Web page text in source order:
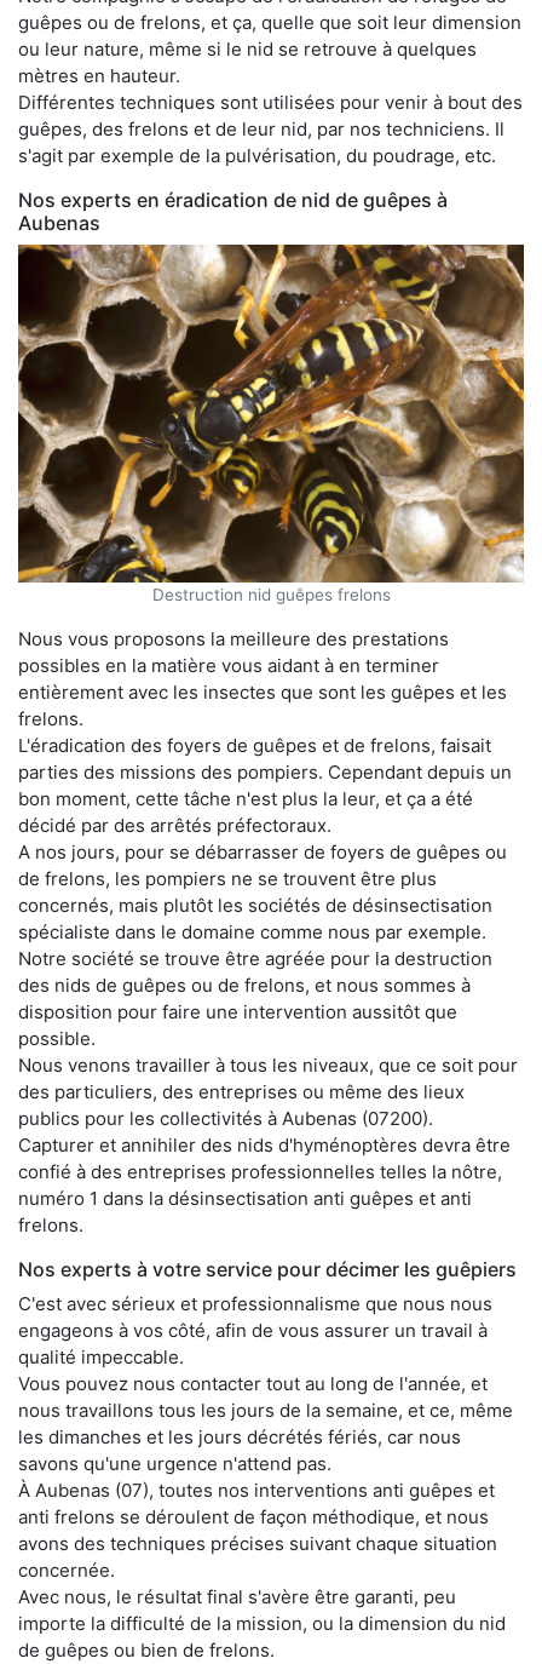
guêpes ou de frelons, et ça, quelle que soit leur dimension
ou leur nature, même si le nid se retrouve à quelques
mètres en hauteur.
Différentes techniques sont utilisées pour venir à bout des
guêpes, des frelons et de leur nid, par nos techniciens. Il
s'agit par exemple de la pulvérisation, du poudrage, etc.
Nos experts en éradication de nid de guêpes à
Aubenas
Destruction nid guêpes frelons
Nous vous proposons la meilleure des prestations
possibles en la matière vous aidant à en terminer
entièrement avec les insectes que sont les guêpes et les
frelons.
L'éradication des foyers de guêpes et de frelons, faisait
parties des missions des pompiers. Cependant depuis un
bon moment, cette tâche n'est plus la leur, et ça a été
décidé par des arrêtés préfectoraux.
A nos jours, pour se débarrasser de foyers de guêpes ou
de frelons, les pompiers ne se trouvent être plus
concernés, mais plutôt les sociétés de désinsectisation
spécialiste dans le domaine comme nous par exemple.
Notre société se trouve être agréée pour la destruction
des nids de guêpes ou de frelons, et nous sommes à
disposition pour faire une intervention aussitôt que
possible.
Nous venons travailler à tous les niveaux, que ce soit pour
des particuliers, des entreprises ou même des lieux
publics pour les collectivités à Aubenas (07200).
Capturer et annihiler des nids d'hyménoptères devra être
confié à des entreprises professionnelles telles la nôtre,
numéro 1 dans la désinsectisation anti guêpes et anti
frelons.
Nos experts à votre service pour décimer les guêpiers
C'est avec sérieux et professionnalisme que nous nous
engageons à vos côté, afin de vous assurer un travail à
qualité impeccable.
Vous pouvez nous contacter tout au long de l'année, et
nous travaillons tous les jours de la semaine, et ce, même
les dimanches et les jours décrétés fériés, car nous
savons qu'une urgence n'attend pas.
À Aubenas (07), toutes nos interventions anti guêpes et
anti frelons se déroulent de façon méthodique, et nous
avons des techniques précises suivant chaque situation
concernée.
Avec nous, le résultat final s'avère être garanti, peu
importe la difficulté de la mission, ou la dimension du nid
de guêpes ou bien de frelons.